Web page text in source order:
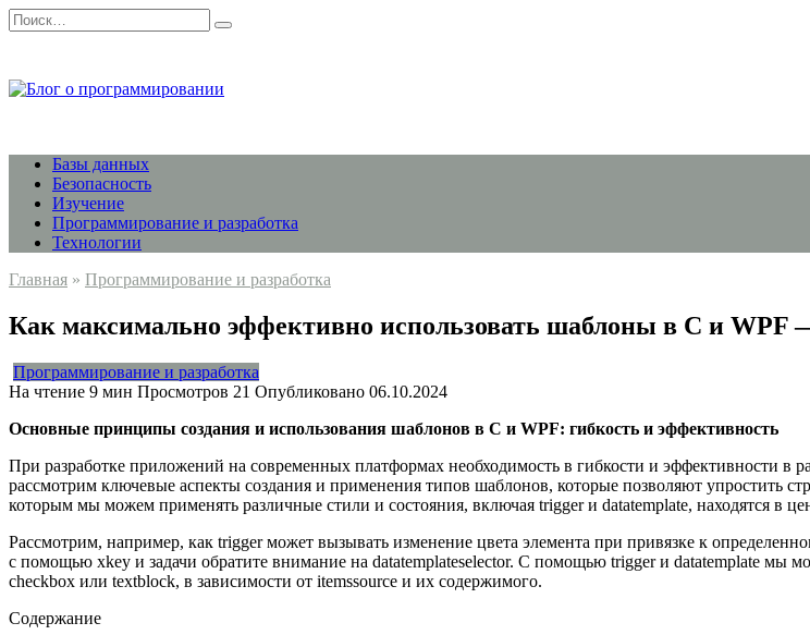
Перейти
к
Search
for:
Базы данных
Безопасность
Изучение
Программирование и разработка
Технологии
Главная » Программирование и разработка
Как максимально эффективно использовать шаблоны в C и WPF
Программирование и разработка
На чтение 9 мин Просмотров 21 Опубликовано 06.10.2024
Основные принципы создания и использования шаблонов в C и WPF: гибкость и эффективность
При разработке приложений на современных платформах необходимость в гибкости и эффективности в
рассмотрим ключевые аспекты создания и применения типов шаблонов, которые позволяют упростить
которым мы можем применять различные стили и состояния, включая trigger и datatemplate, находятся в
Рассмотрим, например, как trigger может вызывать изменение цвета элемента при привязке к
с помощью xkey и задачи обратите внимание на datatemplateselector. С помощью trigger и datatemplate мы
checkbox или textblock, в зависимости от itemssource и их содержимого.
Содержание